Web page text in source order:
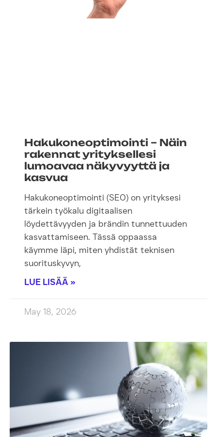
Hakukoneoptimointi – Näin
rakennat yrityksellesi
lumoavaa näkyvyyttä ja
kasvua
Hakukoneoptimointi (SEO) on yrityksesi
tärkein työkalu digitaalisen
löydettävyyden ja brändin tunnettuuden
kasvattamiseen. Tässä oppaassa
käymme läpi, miten yhdistät teknisen
suorituskyvyn,
LUE LISÄÄ »
May 18, 2026